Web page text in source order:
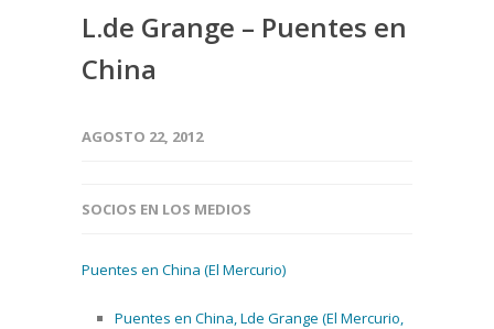
L.de Grange – Puentes en
China
AGOSTO 22, 2012
SOCIOS EN LOS MEDIOS
Puentes en China (El Mercurio)
Puentes en China, Lde Grange (El Mercurio,